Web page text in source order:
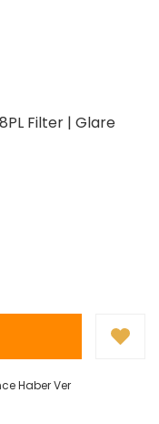
Filter | Glare
Haber Ver